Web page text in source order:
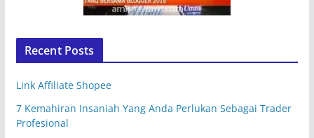
Recent Posts
Link Affiliate Shopee
7 Kemahiran Insaniah Yang Anda Perlukan Sebagai Trader
Profesional